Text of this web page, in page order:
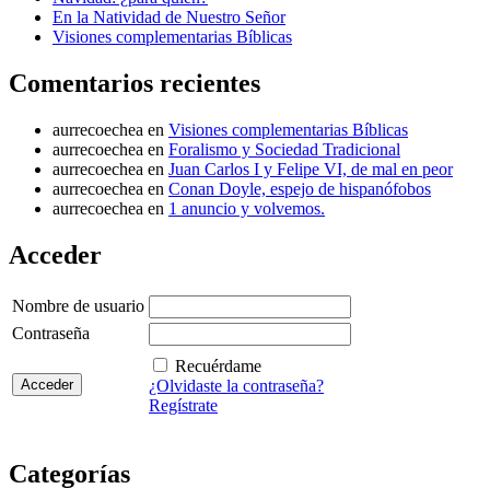
En la Natividad de Nuestro Señor
Visiones complementarias Bíblicas
Comentarios recientes
aurrecoechea en Visiones complementarias Bíblicas
aurrecoechea en Foralismo y Sociedad Tradicional
aurrecoechea en Juan Carlos I y Felipe VI, de mal en peor
aurrecoechea en Conan Doyle, espejo de hispanófobos
aurrecoechea en 1 anuncio y volvemos.
Acceder
Nombre de usuario
Contraseña
Recuérdame
¿Olvidaste la contraseña?
Regístrate
Categorías